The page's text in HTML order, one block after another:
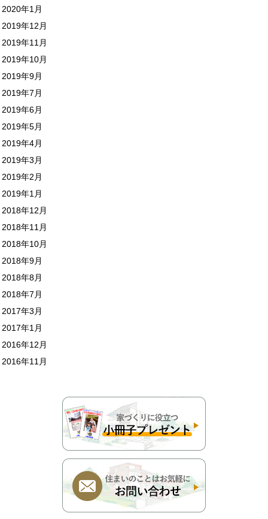
2020年1月
2019年12月
2019年11月
2019年10月
2019年9月
2019年7月
2019年6月
2019年5月
2019年4月
2019年3月
2019年2月
2019年1月
2018年12月
2018年11月
2018年10月
2018年9月
2018年8月
2018年7月
2017年3月
2017年1月
2016年12月
2016年11月